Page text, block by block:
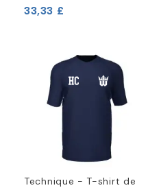
33,33 £
Technique - T-shirt de